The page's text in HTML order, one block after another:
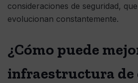
consideraciones de seguridad,
evolucionan constantemente.
¿Cómo puede
infraestructura de